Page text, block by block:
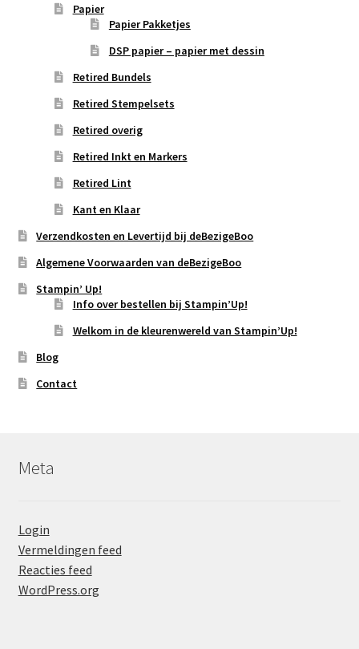
Papier
Papier Pakketjes
DSP papier – papier met dessin
Retired Bundels
Retired Stempelsets
Retired overig
Retired Inkt en Markers
Retired Lint
Kant en Klaar
Verzendkosten en Levertijd bij deBezigeBoo
Algemene Voorwaarden van deBezigeBoo
Stampin’ Up!
Info over bestellen bij Stampin’Up!
Welkom in de kleurenwereld van Stampin’Up!
Blog
Contact
Meta
Login
Vermeldingen feed
Reacties feed
WordPress.org